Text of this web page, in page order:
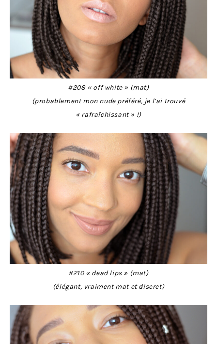
#208 « off white » (mat)
(probablement mon nude préféré, je l’ai trouvé
« rafraîchissant » !)
#210 « dead lips » (mat)
(élégant, vraiment mat et discret)